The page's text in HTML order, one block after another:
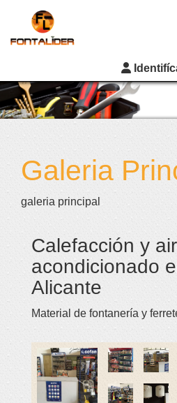
Galeria
galeria principal
Calefacción y
acondicionado
Alicante
Material de fontanería y